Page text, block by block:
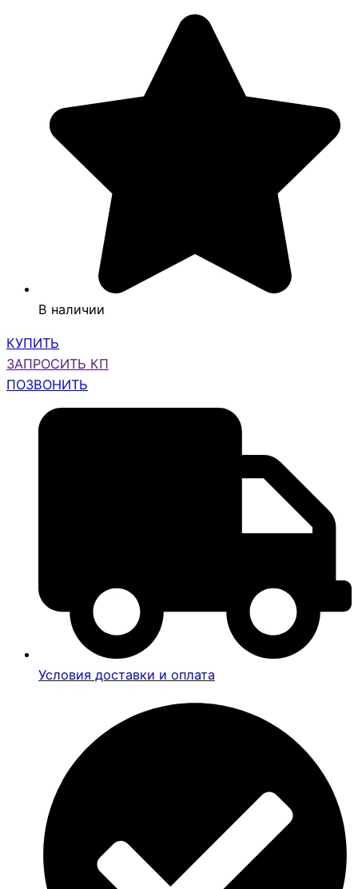
В наличии
КУПИТЬ
ЗАПРОСИТЬ КП
ПОЗВОНИТЬ
Условия доставки и оплата